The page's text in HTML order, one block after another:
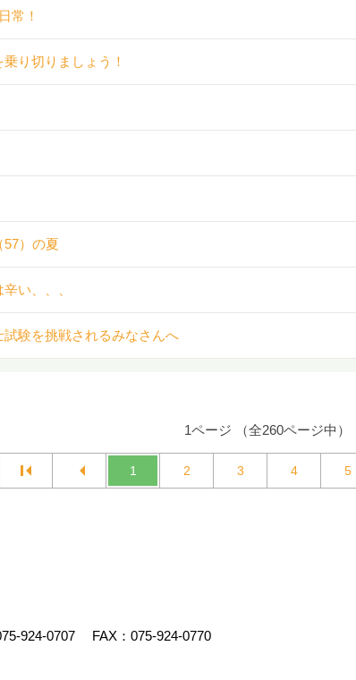
常！
り切りましょう！
57）の夏
い、、、
試験を挑戦されるみなさんへ
1ページ （全260ページ中）
1 2 3 4 5
924-0707
FAX：075-924-0770